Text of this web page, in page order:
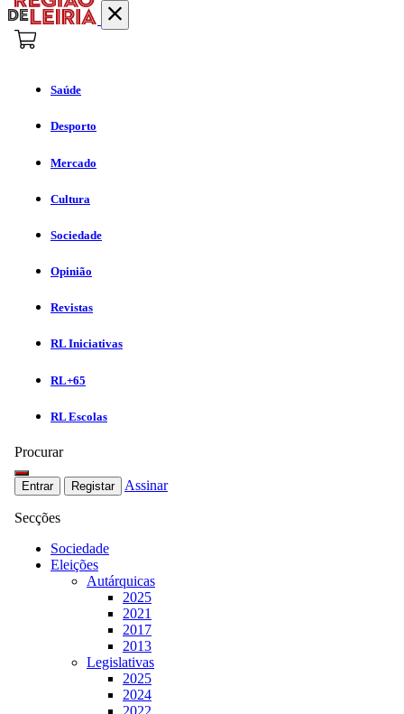
Saúde
Desporto
Mercado
Cultura
Sociedade
Opinião
Revistas
RL Iniciativas
RL+65
RL Escolas
Procurar
Entrar Registar Assinar
Secções
Sociedade
Eleições
Autárquicas
2025
2021
2017
2013
Legislativas
2025
2024
2022